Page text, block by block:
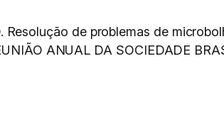
Resolução de problemas de
ANUAL DA SOCIEDADE